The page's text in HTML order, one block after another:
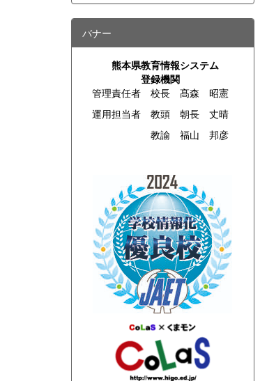
バナー
熊本県教育情報システム
登録機関
管理責任者 校長 髙森 昭憲
運用担当者 教頭 朝長 丈晴
教諭 福山 邦彦